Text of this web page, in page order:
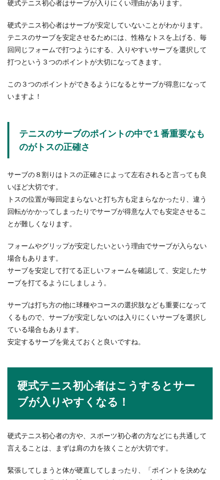
硬式テニス初心者はサーブが入りにくい理由があります。
硬式テニス初心者はサーブが安定していないことがわかります。
テニスのサーブを安定させるためには、性格なトスを上げる、毎
回同じフォームで打つようにする、入りやすいサーブを選択して
打つという３つのポイントが大切になってきます。
この３つのポイントができるようになるとサーブが得意になって
いますよ！
テニスのサーブのポイントの中で１番重要なも
のがトスの正確さ
サーブの８割りはトスの正確さによって左右されると言っても良
いほど大切です。
トスの位置が毎回定まらないと打ち方も定まらなかったり、違う
回転がかかってしまったりでサーブが得意な人でも安定させるこ
とが難しくなります。
フォームやグリップが安定したいという理由でサーブが入らない
場合もあります。
サーブを安定して打てる正しいフォームを確認して、安定したサ
ーブを打てるようにしましょう。
サーブは打ち方の他に球種やコースの選択肢なども重要になって
くるもので、サーブが安定しないのは入りにくいサーブを選択し
ている場合もあります。
安定するサーブを覚えておくと良いですね。
硬式テニス初心者はこうするとサー
ブが入りやすくなる！
硬式テニス初心者の方や、スポーツ初心者の方などにも共通して
言えることは、まずは肩の力を抜くことが大切です。
緊張してしまうと体が硬直してしまったり、「ポイントを決めな